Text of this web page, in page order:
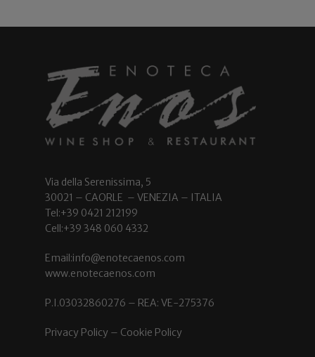
Via della Serenissima, 5
30021 – CAORLE – VENEZIA – ITALIA
Tel:+39 0421 212199
Cell:+39 348 060 4332
Email:info@enotecaenos.com
www.enotecaenos.com
P.I.03032860276 – REA: VE-275376
Privacy Policy – Cookie Policy